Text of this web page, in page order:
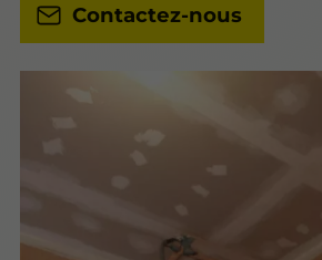
Contactez-nous